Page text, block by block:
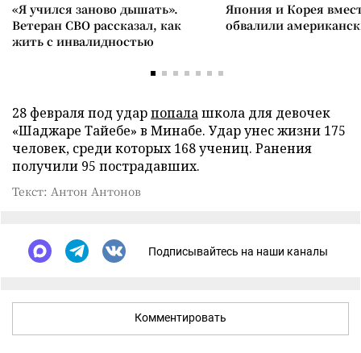
«Я учился заново дышать».
Ветеран СВО рассказал, как
жить с инвалидностью
Япония и Корея
обвалили
28 февраля под ударпопалашкола для девочек
«Шаджаре Тайебе» в Минабе. Удар унес жизни 175
человек, среди которых 168 учениц. Ранения
получили 95 пострадавших.
Текст: Антон Антонов
Подписывайтесь на наши каналы
Комментировать